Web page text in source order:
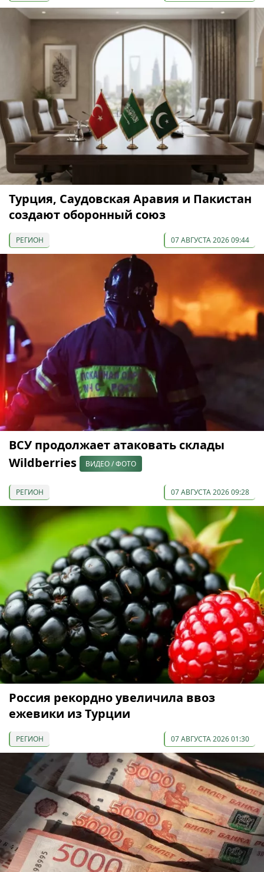
Турция, Саудовская Аравия и Пакистан
создают оборонный союз
РЕГИОН 07 АВГУСТА 2026 09:44
ВСУ продолжает атаковать склады
Wildberries
ВИДЕО / ФОТО
РЕГИОН 07 АВГУСТА 2026 09:28
Россия рекордно увеличила ввоз
ежевики из Турции
РЕГИОН 07 АВГУСТА 2026 01:30